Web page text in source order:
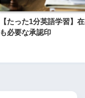
【たった1分英語学習】
も必要な承認印